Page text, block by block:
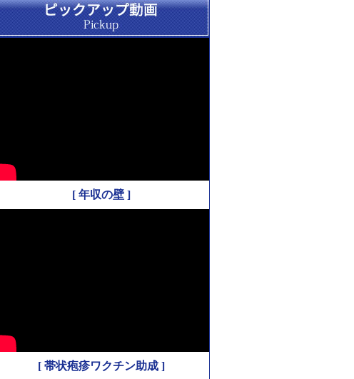
[ 年収の壁 ]
[ 帯状疱疹ワクチン助成 ]